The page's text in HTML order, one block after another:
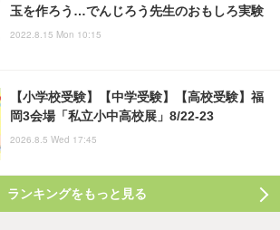
玉を作ろう…でんじろう先生のおもしろ実験
2022.8.15 Mon 10:15
【小学校受験】【中学受験】【高校受験】福
岡3会場「私立小中高校展」8/22-23
2026.8.5 Wed 17:45
ランキングをもっと見る